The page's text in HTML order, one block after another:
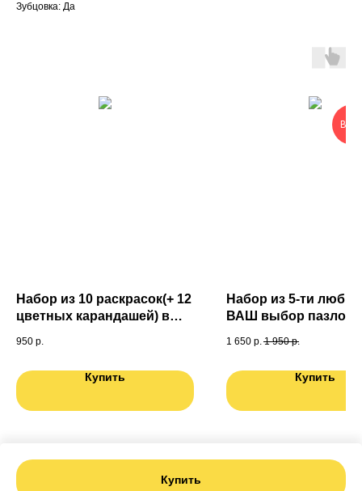
Купить
Зубцовка: Да
Набор из 10 раскрасок(+ 12
цветных карандашей) в
950 р.
Купить
Набор из 5-ти
ВАШ выбор пазлов
1 650 р. 1 950 р.
Купить